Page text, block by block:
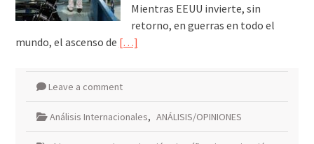
Mientras EEUU invierte, sin
retorno, en guerras en todo el
mundo, el ascenso de […]
Leave a comment
Análisis Internacionales, ANÁLISIS/OPINIONES